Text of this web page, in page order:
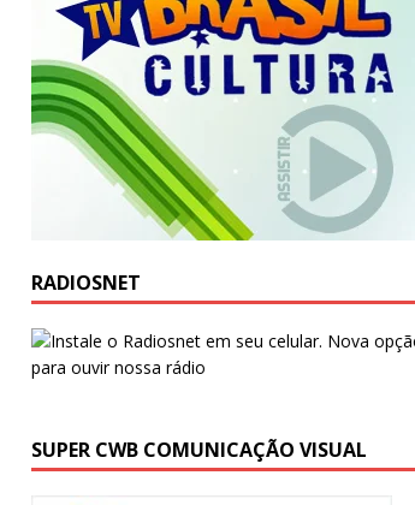
RADIOSNET
SUPER CWB COMUNICAÇÃO VISUAL